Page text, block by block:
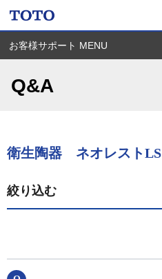
お客様サポート MENU
Q&A
衛生陶器 ネオレストLS
絞り込む